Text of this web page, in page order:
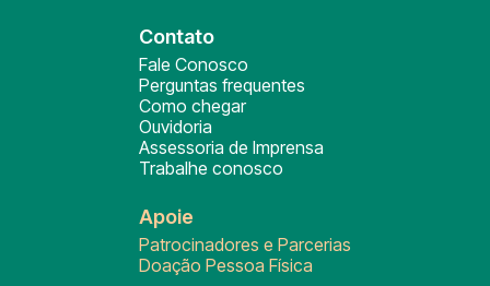
Contato
Fale Conosco
Perguntas frequentes
Como chegar
Ouvidoria
Assessoria de Imprensa
Trabalhe conosco
Apoie
Patrocinadores e Parcerias
Doação Pessoa Física